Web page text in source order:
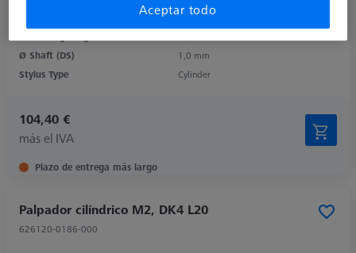
M2
Ø Shaft (DS)
1,0 mm
Stylus Type
Cylinder
104,40 €
más el IVA
Plazo de entrega más largo
Palpador cilíndrico M2, DK4 L20
626120-0186-000
Aceptar todo